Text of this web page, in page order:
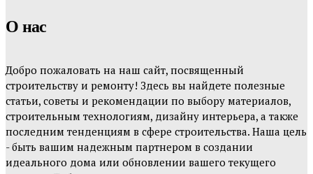
О нас
Добро пожаловать на наш сайт, посвященный
строительству и ремонту! Здесь вы найдете полезные
статьи, советы и рекомендации по выбору материалов,
строительным технологиям, дизайну интерьера, а также
последним тенденциям в сфере строительства. Наша цель
- быть вашим надежным партнером в создании
идеального дома или обновлении вашего текущего